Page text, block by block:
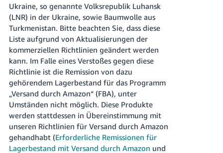
Ukraine, so genannte Volksrepublik Luhansk
(LNR) in der Ukraine, sowie Baumwolle aus
Turkmenistan. Bitte beachten Sie, dass diese
Liste aufgrund von Aktualisierungen der
kommerziellen Richtlinien geändert werden
kann. Im Falle eines Verstoßes gegen diese
Richtlinie ist die Remission von dazu
gehörendem Lagerbestand für das Programm
„Versand durch Amazon“ (FBA), unter
Umständen nicht möglich. Diese Produkte
werden stattdessen in Übereinstimmung mit
unseren Richtlinien für Versand durch Amazon
gehandhabt (Erforderliche Remissionen für
Lagerbestand mit Versand durch Amazon und